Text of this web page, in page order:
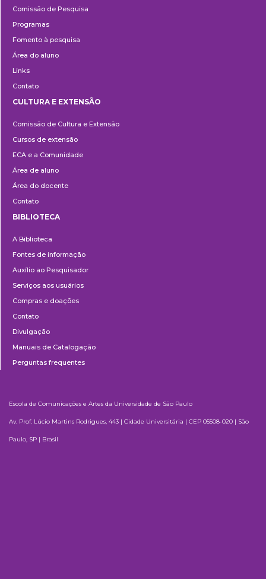
Comissão de Pesquisa
Programas
Fomento à pesquisa
Área do aluno
Links
Contato
e
Extensão
CULTURA E EXTENSÃO
Comissão de Cultura e Extensão
Cursos de extensão
ECA e a Comunidade
Área de aluno
Área do docente
Contato
BIBLIOTECA
A Biblioteca
Fontes de informação
Auxílio ao Pesquisador
Serviços aos usuários
Compras e doações
Contato
Divulgação
Manuais de Catalogação
Perguntas frequentes
Escola de Comunicações e Artes da Universidade de São Paulo
Av. Prof. Lúcio Martins Rodrigues, 443 | Cidade Universitária | CEP 05508-020 | São
Paulo, SP | Brasil